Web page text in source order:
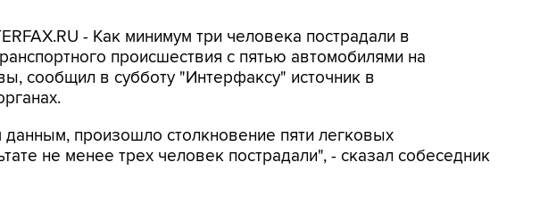
- Как минимум три человека пострадали в
происшествия с пятью автомобилями на
сообщил в субботу "Интерфаксу" источник в
произошло столкновение пяти легковых
не менее трех человек пострадали", - сказал собеседник